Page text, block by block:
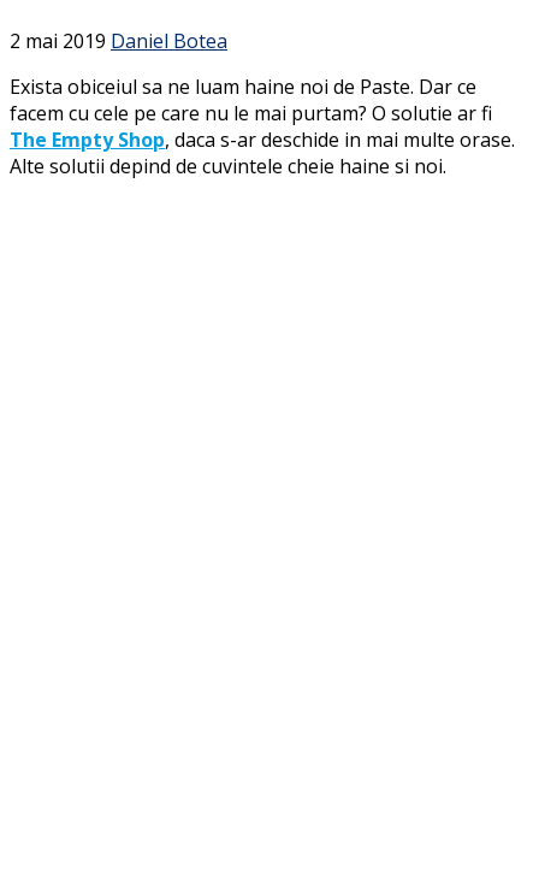
2 mai 2019 Daniel Botea
Exista obiceiul sa ne luam haine noi de Paste. Dar ce
facem cu cele pe care nu le mai purtam? O solutie ar fi
The Empty Shop, daca s-ar deschide in mai multe orase.
Alte solutii depind de cuvintele cheie haine si noi.